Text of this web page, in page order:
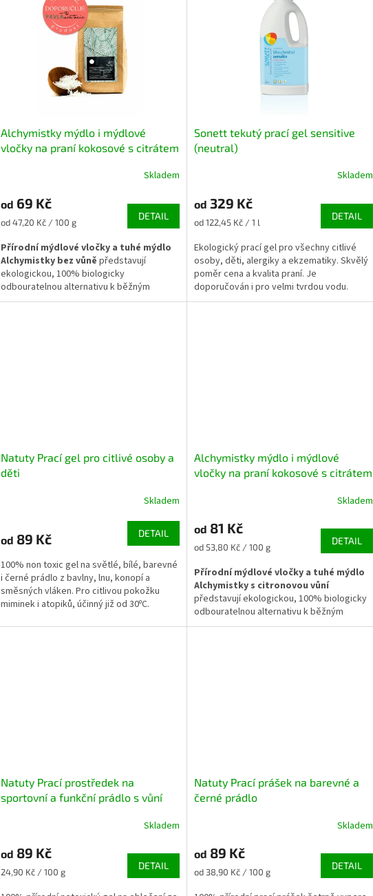
Alchymistky mýdlo i mýdlové
vločky na praní kokosové s citrátem
Skladem
od 69 Kč
Měrná
od 47,20 Kč / 100 g
DETAIL
Přírodní mýdlové vločky a tuhé mýdlo
Alchymistky bez vůně představují
ekologickou, 100% biologicky
odbouratelnou alternativu k běžným
pracím a mycím prostředkům. Jsou
Sonett tekutý prací gel sensitive
(neutral)
Skladem
od 329 Kč
Měrná
od 122,45 Kč / 1 l
DETAIL
Ekologický prací gel pro všechny citlivé
osoby, děti, alergiky a ekzematiky. Skvělý
poměr cena a kvalita praní. Je
doporučován i pro velmi tvrdou vodu.
Natuty Prací gel pro citlivé osoby a
děti
Skladem
od 89 Kč DETAIL
100% non toxic gel na světlé, bílé, barevné
i černé prádlo z bavlny, lnu, konopí a
směsných vláken. Pro citlivou pokožku
miminek i atopiků, účinný již od 30ºC.
Alchymistky mýdlo i mýdlové
vločky na praní kokosové s citrátem
Skladem
od 81 Kč
Měrná
od 53,80 Kč / 100 g
DETAIL
Přírodní mýdlové vločky a tuhé mýdlo
Alchymistky s citronovou vůní
představují ekologickou, 100% biologicky
odbouratelnou alternativu k běžným
pracím a mycím prostředkům. Jsou
Natuty Prací prostředek na
sportovní a funkční prádlo s vůní
Skladem
od 89 Kč
Měrná
24,90 Kč / 100 g
DETAIL
Natuty Prací prášek na barevné a
černé prádlo
Skladem
od 89 Kč
Měrná
od 38,90 Kč / 100 g
DETAIL